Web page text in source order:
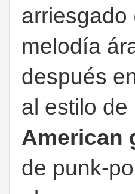
arriesgado
melodía
después
al estilo
American
de punk-